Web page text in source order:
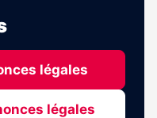
légales
légales